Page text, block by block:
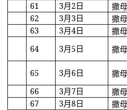
61
3月2日
撒
62
3月3日
撒
63
3月4日
撒
64
3月5日 撒
65 3月6日
撒
66
3月7日
撒
67
3月8日
撒